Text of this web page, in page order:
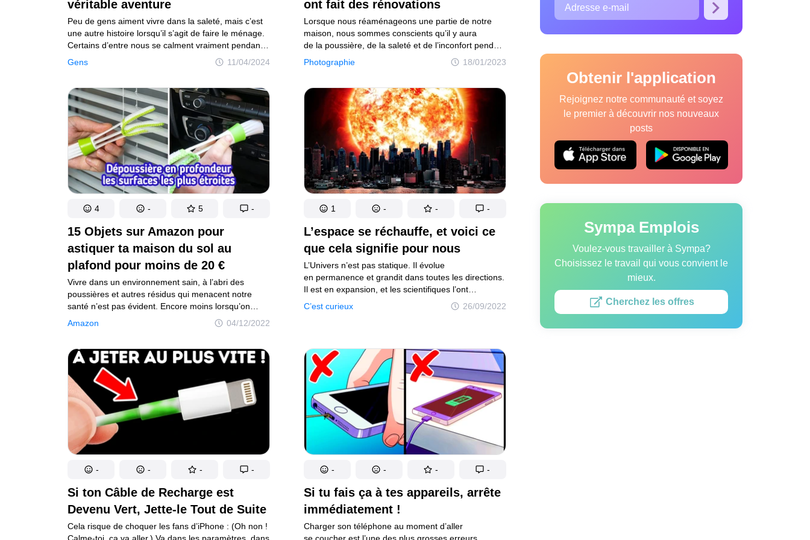
véritable aventure
Gens 11/04/2024
Peu de gens aiment vivre dans la saleté, mais c’est
une autre histoire lorsqu’il s’agit de faire le ménage.
Certains d’entre nous se calment vraiment pendant
qu’ils nettoient l’appartement ou lavent les assiettes,
tandis que d’autres déclarent haut et fort :
serpillières !”. Les héros de notre article ne sont pas
toujours heureux de faire le ménage non plus,
et certaines personnes ont vécu des histoires telles
qu’on ne sait pas si on doit se moquer de ces
pauvres ou les serrer dans ses bras.
ont fait des rénovations
Photographie 18/01/2023
Lorsque nous réaménageons une partie de notre
maison, nous sommes conscients qu’il y aura
de la poussière, de la saleté et de l’inconfort pendant
quelques jours. Cependant, nous espérons que cela
vaudra la peine pour ensuite se sentir plus à l’aise
internautes se sont heurtés à plus d’une difficulté
lors de leurs rénovations.
15 Objets sur Amazon pour
astiquer ta maison du sol au
plafond pour moins de 20 €
Amazon 04/12/2022
Vivre dans un environnement sain, à l’abri des
poussières et autres résidus qui menacent notre
santé n’est pas évident. Encore moins lorsqu’on
ne peut s’offrir une batterie de ménage à la pointe
de la technologie, ou alors les services d’un agent
de patience, mais surtout miser sur des articles
efficaces, à petit prix, grâce auxquels tu pourras
garder ton environnement propre sans te ruiner
financièrement et physiquement.
4 - 5 -
L’espace se réchauffe, et voici ce
que cela signifie pour nous
C’est curieux 26/09/2022
L’Univers n’est pas statique. Il évolue
en permanence et grandit dans toutes les directions.
Il est en expansion, et les scientifiques l’ont
découvert il y a presque un siècle. Mais il ne le fait
pas à un rythme stable — plus le temps passe, plus
de plus en plus les unes des autres, ce qui laisse
plus d’espace entre elles. Mais alors dans ce cas,
l’Univers est censé se refroidir à mesure qu’il
s’étend, n’est-ce pas ? Car après tout, il était
beaucoup plus dense et beaucoup plus chaud
lorsque le Big Bang s’est produit. Et pendant son
expansion, l’espace s’est refroidi, créant ainsi les
conditions nécessaires à la formation de planètes,
d’étoiles et d’autres objets spatiaux.
1 - - -
Si ton Câble de Recharge est
Devenu Vert, Jette-le Tout de Suite
Cela risque de choquer les fans d’iPhone : (Oh non !
- - - -
Si tu fais ça à tes appareils, arrête
immédiatement !
Charger son téléphone au moment d’aller
- - - -
Obtenir l'application
Rejoignez notre communauté et soyez
le premier à découvrir nos nouveaux
posts
Sympa Emplois
Voulez-vous travailler à Sympa?
Choisissez le travail qui vous convient le
mieux.
Cherchez les offres
Gens
Plongée dans le monde des gens
Amazon
Tests
Explorez des tests captivants et divertissants
Auteurs Règles éditoriales Contacte la rédaction Politique de confidentialité Politique de droit d'auteur Politique relative aux cookies
Modalités de service
Plan de site
Mise à jour du consentement
Tous droits réservés.